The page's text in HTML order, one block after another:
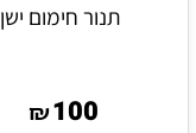
תנור חימום ישן
₪100